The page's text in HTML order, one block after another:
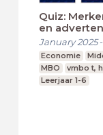
Quiz:
en
January 2025-
Economie
MBO
vmbo t,
Leerjaar 1-6